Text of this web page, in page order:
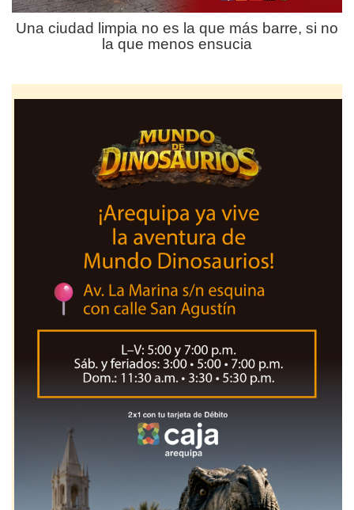
Una ciudad limpia no es la que más barre, si no
la que menos ensucia